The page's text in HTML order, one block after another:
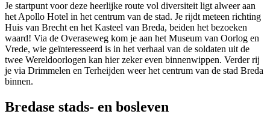
Je startpunt voor deze heerlijke route vol diversiteit ligt alweer aan
het Apollo Hotel in het centrum van de stad. Je rijdt meteen richting
Huis van Brecht en het Kasteel van Breda, beiden het bezoeken
waard! Via de Overaseweg kom je aan het Museum van Oorlog en
Vrede, wie geïnteresseerd is in het verhaal van de soldaten uit de
twee Wereldoorlogen kan hier zeker even binnenwippen. Verder rij
je via Drimmelen en Terheijden weer het centrum van de stad Breda
binnen.
Bredase stads- en bosleven